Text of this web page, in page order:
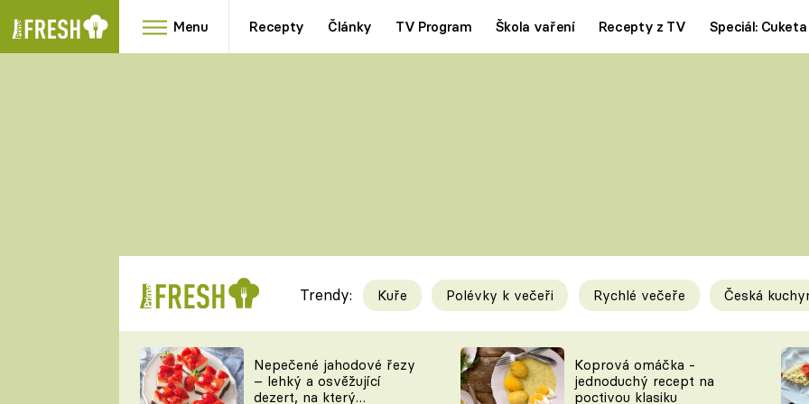
Menu Recepty Články TV Program Škola vaření Recepty z TV Speciál: Cuketa
RYCHLOVKY
Videorecepty
TEĎ VAŘÍ ŠÉF!
Tipy a triky
KAM ZA JÍDLEM
Trendy: Kuře Polévky k večeři Rychlé večeře Česká
Nepečené jahodové řezy
– lehký a osvěžující
dezert, na který
Koprová omáčka -
jednoduchý recept na
poctivou klasiku